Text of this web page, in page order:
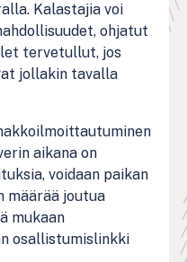
Kalastajia voi
ohjatut
tervetullut, jos
jollakin tavalla
aikana on
voidaan paikan
määrää joutua
mukaan
osallistumislinkki